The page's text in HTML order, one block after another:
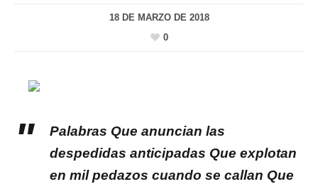
18 DE MARZO DE 2018
0
Palabras Que anuncian las
despedidas anticipadas Que explotan
en mil pedazos cuando se callan Que